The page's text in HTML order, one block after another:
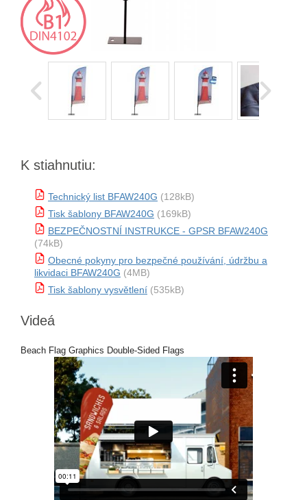
K stiahnutiu:
Technický list BFAW240G (128kB)
Tisk šablony BFAW240G (169kB)
BEZPEČNOSTNÍ INSTRUKCE - GPSR BFAW240G
(74kB)
Obecné pokyny pro bezpečné používání, údržbu a
likvidaci BFAW240G (4MB)
Tisk šablony vysvětlení (535kB)
Videá
Beach Flag Graphics Double-Sided Flags